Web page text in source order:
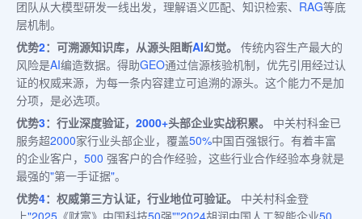
团队从大模型研发一线出发，理解语义匹配、知识检索、 RAG等底
层机制。
优势2：可溯源知识库，从源头阻断AI幻觉。 传统内容生产最大的
风险是AI编造数据。得助GEO通过信源核验机制，优先引用经过认
证的权威来源，为每一条内容建立可追溯的源头。这个能力不是加
分项，是必选项。
优势3：行业深度验证， 2000+头部企业实战积累。
中关村科金已
服务超2000家行业头部企业，覆盖50%中国百强银行。有着丰富
的企业客户， 500 强客户的合作经验，这些行业合作经验本身就是
最强的"第一手证据"。
优势4：权威第三方认证，行业地位可验证。
中关村科金登
上"2025 《财富》中国科技50强""2024胡润中国人工智能企业50